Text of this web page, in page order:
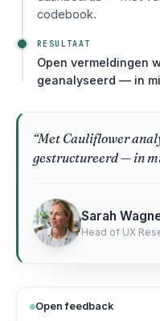
codebook.
RESULTAAT
Open vermeldingen
geanalyseerd — in
“Met Cauliflower
gestructureerd — in
Sarah
Head of UX
Open feedback